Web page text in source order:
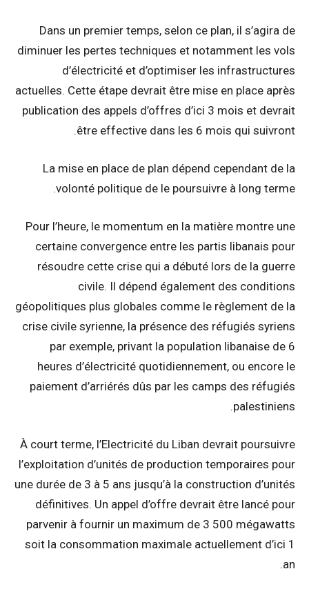
Dans un premier temps, selon ce plan, il s’agira de
diminuer les pertes techniques et notamment les vols
d’électricité et d’optimiser les infrastructures
actuelles. Cette étape devrait être mise en place après
publication des appels d’offres d’ici 3 mois et devrait
être effective dans les 6 mois qui suivront.
La mise en place de plan dépend cependant de la
volonté politique de le poursuivre à long terme.
Pour l’heure, le momentum en la matière montre une
certaine convergence entre les partis libanais pour
résoudre cette crise qui a débuté lors de la guerre
civile. Il dépend également des conditions
géopolitiques plus globales comme le règlement de la
crise civile syrienne, la présence des réfugiés syriens
par exemple, privant la population libanaise de 6
heures d’électricité quotidiennement, ou encore le
paiement d’arriérés dûs par les camps des réfugiés
palestiniens.
À court terme, l’Electricité du Liban devrait poursuivre
l’exploitation d’unités de production temporaires pour
une durée de 3 à 5 ans jusqu’à la construction d’unités
définitives. Un appel d’offre devrait être lancé pour
parvenir à fournir un maximum de 3 500 mégawatts
soit la consommation maximale actuellement d’ici 1
an.